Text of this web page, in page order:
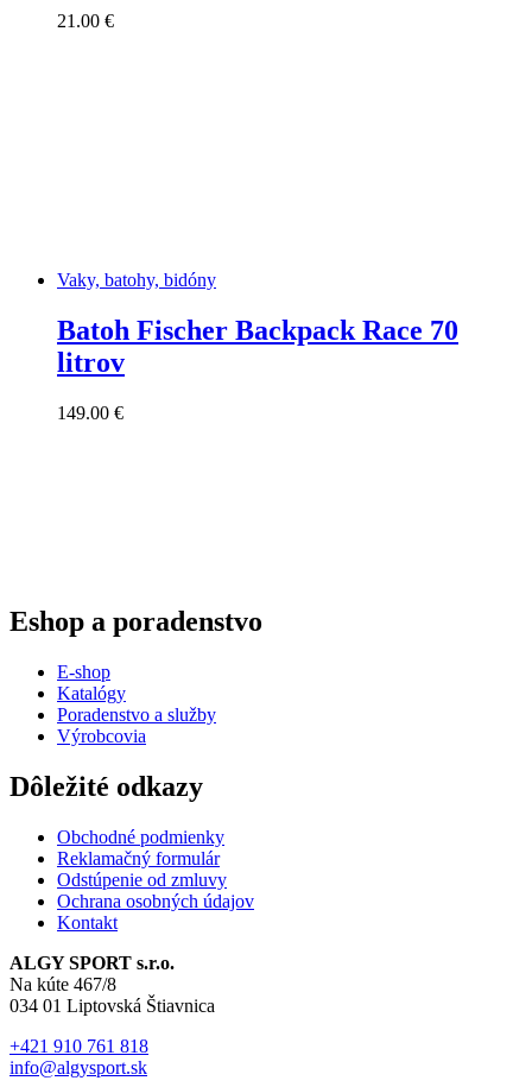
21.00 €
Vaky, batohy, bidóny
Batoh Fischer Backpack Race 70
litrov
149.00 €
Eshop a poradenstvo
E-shop
Katalógy
Poradenstvo a služby
Výrobcovia
Dôležité odkazy
Obchodné podmienky
Reklamačný formulár
Odstúpenie od zmluvy
Ochrana osobných údajov
Kontakt
ALGY SPORT s.r.o.
Na kúte 467/8
034 01 Liptovská Štiavnica
+421 910 761 818
info@algysport.sk